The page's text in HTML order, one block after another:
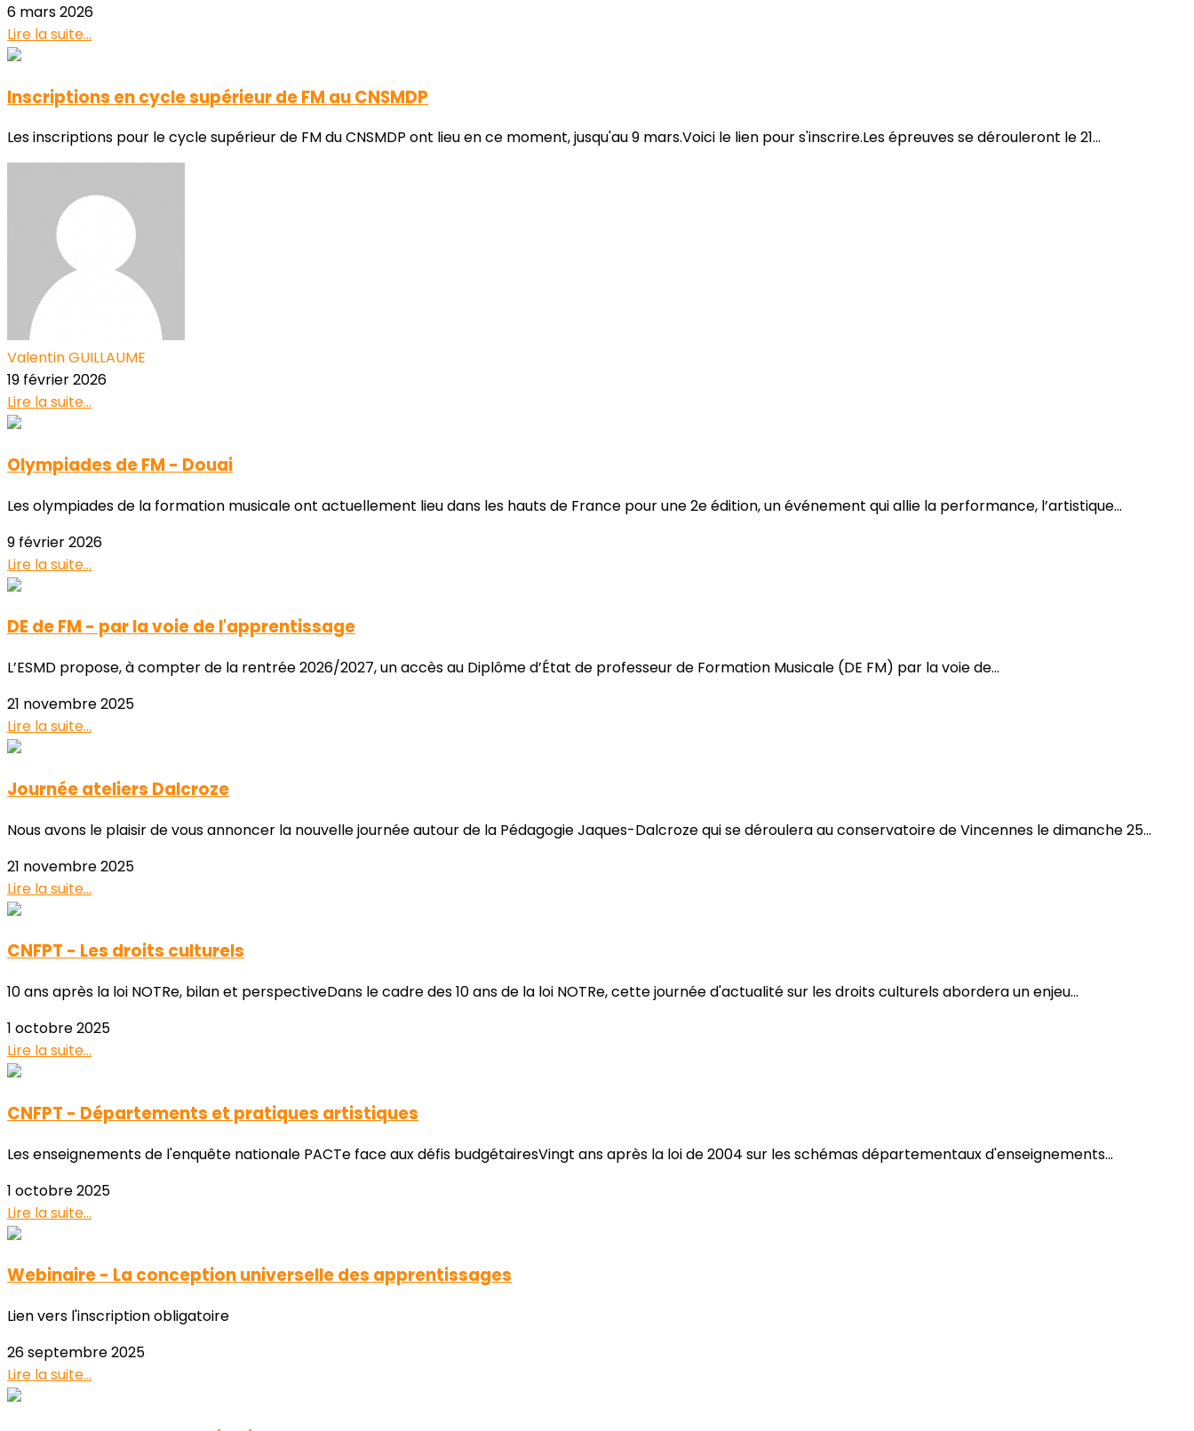
6 mars 2026
Lire la suite...
Inscriptions en cycle supérieur de FM au CNSMDP
Les inscriptions pour le cycle supérieur de FM du CNSMDP ont lieu en ce moment, jusqu'au 9 mars.Voici le lien pour s'inscrire.Les épreuves se dérouleront le 21...
Valentin GUILLAUME
19 février 2026
Lire la suite...
Olympiades de FM - Douai
Les olympiades de la formation musicale ont actuellement lieu dans les hauts de France pour une 2e édition, un événement qui allie la performance, l’artistique...
9 février 2026
Lire la suite...
DE de FM - par la voie de l'apprentissage
L’ESMD propose, à compter de la rentrée 2026/2027, un accès au Diplôme d’État de professeur de Formation Musicale (DE FM) par la voie de...
21 novembre 2025
Lire la suite...
Journée ateliers Dalcroze
Nous avons le plaisir de vous annoncer la nouvelle journée autour de la Pédagogie Jaques-Dalcroze qui se déroulera au conservatoire de Vincennes le dimanche 25...
21 novembre 2025
Lire la suite...
CNFPT - Les droits culturels
10 ans après la loi NOTRe, bilan et perspectiveDans le cadre des 10 ans de la loi NOTRe, cette journée d'actualité sur les droits culturels abordera un enjeu...
1 octobre 2025
Lire la suite...
CNFPT - Départements et pratiques artistiques
Les enseignements de l'enquête nationale PACTe face aux défis budgétairesVingt ans après la loi de 2004 sur les schémas départementaux d'enseignements...
1 octobre 2025
Lire la suite...
Webinaire - La conception universelle des apprentissages
Lien vers l'inscription obligatoire
26 septembre 2025
Lire la suite...